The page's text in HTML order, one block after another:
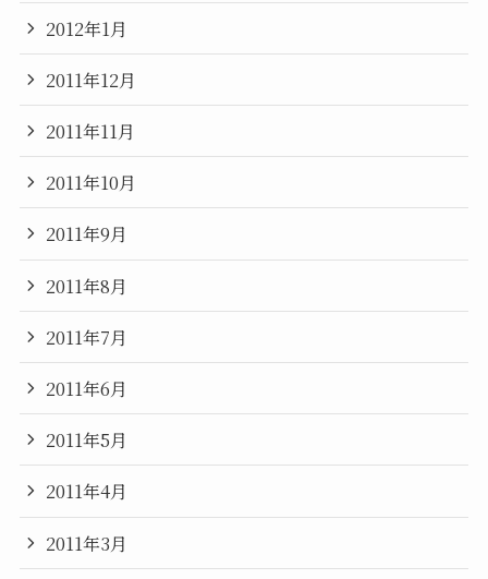
2012年1月
2011年12月
2011年11月
2011年10月
2011年9月
2011年8月
2011年7月
2011年6月
2011年5月
2011年4月
2011年3月